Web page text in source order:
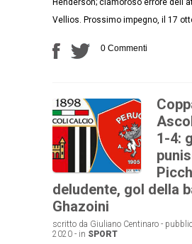
Vellios. Prossimo impegno, il 17
0 Commenti
1-4:
deludente, gol della
Ghazoini
scritto da Giuliano Centinaro -
2020 - in SPORT